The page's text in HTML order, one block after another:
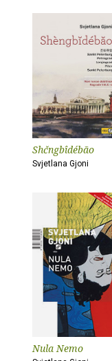
Shčngbîdébão
Svjetlana Gjoni
Nula Nemo